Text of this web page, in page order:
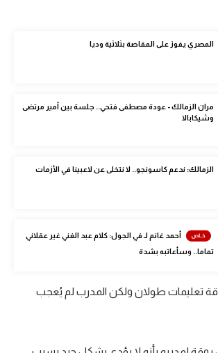
المصري يفوز على المقاصة بثلاثية وديا
مران الزمالك - عودة مصطفى فتحي.. جلسة بين أمير مرتضى
وشيكابالا
الزمالك: ندعم كاسونجو.. لا نتخلى عن لاعبينا في الأزمات
أحمد غانم لـ في الجول: كلام عبد الغني غير عقلاني
تماما.. وسأعاتبه بشدة
تعليمات طولان ولكن المدرب لم يُعجب